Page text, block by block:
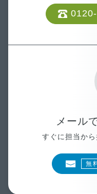
メール
すぐに担当か
無